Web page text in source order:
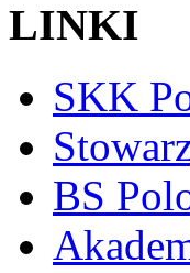
LINKI
SKK
BS